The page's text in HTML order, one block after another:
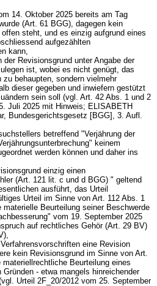
14. Oktober 2025 bereits am Tag
(Art. 61 BGG), dagegen kein
steht, und es einzig aufgrund eines
aufgezählten
kann,
Revisionsgrund unter Angabe der
ist, wobei es nicht genügt, das
behaupten, sondern vielmehr
dieser gegeben und inwiefern gestützt
sein soll (vgl. Art. 42 Abs. 1 und 2
Juli 2025 mit Hinweis; ELISABETH
Bundesgerichtsgesetz [BGG], 3. Aufl.
betreffend "Verjährung der
keinem
werden können und daher ins
einzig einen
(Art. 121 lit. c und d BGG) " geltend
ausführt, das Urteil
Urteil im Sinne von Art. 112 Abs. 1
materielle Beurteilung seiner Beschwerde
vom 19. September 2025
auf rechtliches Gehör (Art. 29 BV)
),
eine Revision
kein Revisionsgrund im Sinne von Art.
Beurteilung eines
- etwa mangels hinreichender
Urteil 2F_20/2012 vom 25. September